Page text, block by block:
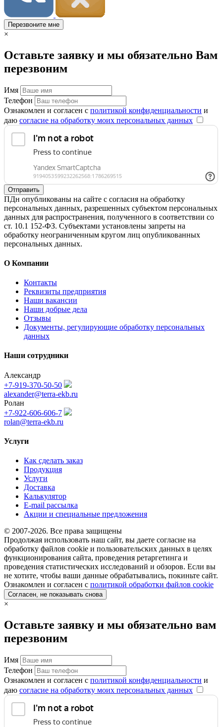
Перезвоните мне
×
Оставьте заявку и мы обязательно Вам
перезвоним
Имя
Телефон
Ознакомлен и согласен с политикой конфиденциальности и
даю согласие на обработку моих персональных данных
Отправить
ПДн опубликованы на сайте с согласия на обработку
персональных данных, разрешенных субъектом персональных
данных для распространения, полученного в соответствии со
ст. 10.1 152-ФЗ. Субъектами установлены запреты на
обработку неограниченным кругом лиц опубликованных
персональных данных.
О Компании
Контакты
Реквизиты предприятия
Наши вакансии
Наши добрые дела
Отзывы
Документы, регулирующие обработку персональных
данных
Наши сотрудники
Александр
+7-919-370-50-50
alexander@terra-ekb.ru
Ролан
+7-922-606-606-7
rolan@terra-ekb.ru
Услуги
Как сделать заказ
Продукция
Услуги
Доставка
Калькулятор
E-mail рассылка
Акции и специальные предложения
© 2007-2026. Все права защищены
Продолжая использовать наш сайт, вы даете согласие на
обработку файлов cookie и пользовательских данных в целях
функционирования сайта, проведения ретаргетинга и
проведения статистических исследований и обзоров. Если вы
не хотите, чтобы ваши данные обрабатывались, покиньте сайт.
Ознакомлен и согласен с политикой обработки файлов cookie
Согласен, не показывать снова
×
Оставьте заявку и мы обязательно вам
перезвоним
Имя
Телефон
Ознакомлен и согласен с политикой конфиденциальности и
даю согласие на обработку моих персональных данных